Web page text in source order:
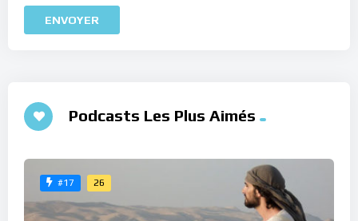
Podcasts Les Plus Aimés
#17 26